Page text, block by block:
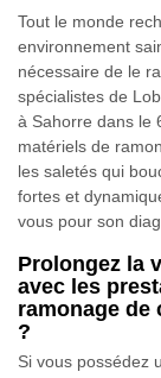
Tout le monde
environnement
nécessaire de le
spécialistes de
à Sahorre dans le
matériels de
les saletés qui
fortes et
vous pour son
Prolongez la
avec les
ramonage de
?
Si vous possédez